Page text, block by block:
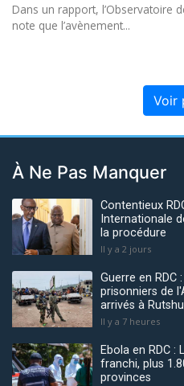
Dans un rapport, l’Observatoire
note que l’avènement...
Voir
À Ne Pas Manquer
Contentieux
Internationale
la procédure
Il y a 2 jours
Guerre en RDC
prisonniers de
arrivés à
Il y a 7 heures
Ebola en RDC
franchi, plus
provinces